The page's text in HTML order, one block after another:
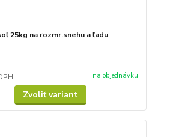
25kg na rozmr.snehu a ľadu
na objednávku
Zvoliť variant